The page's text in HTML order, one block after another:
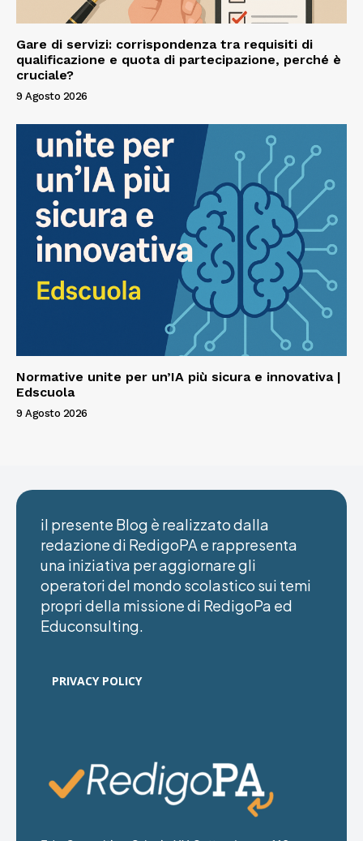
Gare di servizi: corrispondenza tra requisiti di
qualificazione e quota di partecipazione, perché è
cruciale?
9 Agosto 2026
Normative unite per un’IA più sicura e innovativa |
Edscuola
9 Agosto 2026
il presente Blog è realizzato dalla
redazione di RedigoPA e rappresenta
una iniziativa per aggiornare gli
operatori del mondo scolastico sui temi
propri della missione di RedigoPa ed
Educonsulting.
PRIVACY POLICY